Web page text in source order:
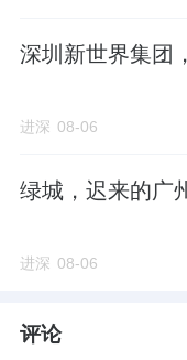
深圳新世界集团
进深 08-06
绿城，迟来的广
进深 08-06
评论